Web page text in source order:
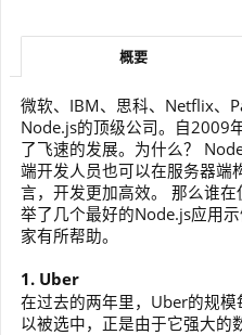
概要
微软、IBM、思科、Netflix、
Node.js的顶级公司。自2009
了飞速的发展。为什么？
端开发人员也可以在服务器端
言，开发更加高效。 那么谁
举了几个最好的Node.js应用
家有所帮助。
1. Uber
在过去的两年里，Uber的规
以被选中，正是由于它强大的